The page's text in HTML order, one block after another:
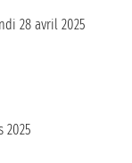
28 avril 2025
2025